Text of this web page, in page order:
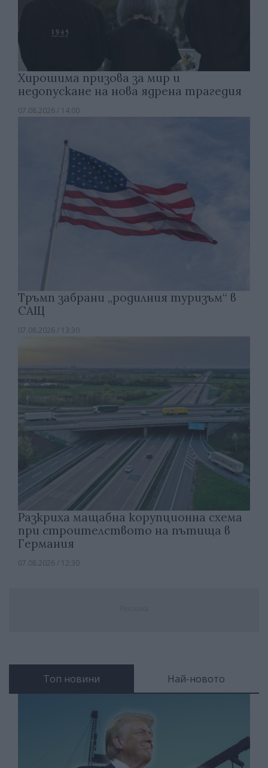
Хирошима призова за мир и
недопускане на нова ядрена трагедия
07.08.2026 / 14:00
Тръмп забрани „родилния туризъм“ в
САЩ
07.08.2026 / 13:30
Разкриха мащабна корупционна схема
при строителството на пътища в
Германия
07.08.2026 / 12:30
Топ новини Най-новото